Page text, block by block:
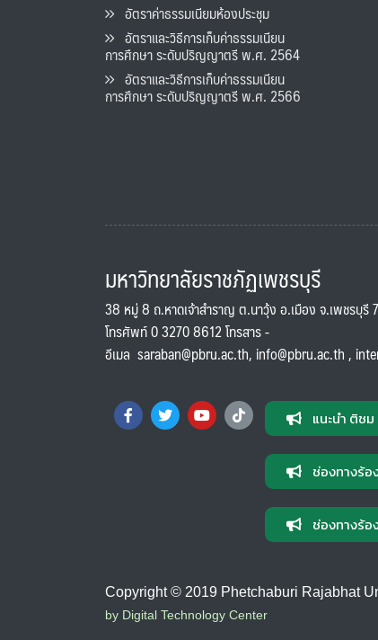
อัตราค่าธรรมเนียมห้องประชุม
อัตราและวิธีการเก็บค่าธรรมเนียน
การศึกษา ระดับปริญญาตรี พ.ศ. 2564
อัตราและวิธีการเก็บค่าธรรมเนียน
การศึกษา ระดับปริญญาตรี พ.ศ. 2566
มหาวิทยาลัยราชภัฏเพชรบุรี
38 หมู่ 8 ถ.หาดเจ้าสำราญ ต.นาวุ้ง อ.เมือง จ.เพชรบุรี
โทรศัพท์ 0 3270 8612 โทรสาร -
อีเมล saraban@pbru.ac.th, info@pbru.ac.th,
แนะนำ ติช
ช่องทางร้อ
ช่องทางร้อ
Copyright © 2019 Phetchaburi Rajabhat
by Digital Technology Center